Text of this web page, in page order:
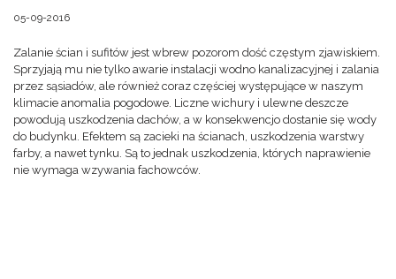
05-09-2016
Zalanie ścian i sufitów jest wbrew pozorom dość częstym zjawiskiem.
Sprzyjają mu nie tylko awarie instalacji wodno kanalizacyjnej i zalania
przez sąsiadów, ale również coraz częściej występujące w naszym
klimacie anomalia pogodowe. Liczne wichury i ulewne deszcze
powodują uszkodzenia dachów, a w konsekwencjo dostanie się wody
do budynku. Efektem są zacieki na ścianach, uszkodzenia warstwy
farby, a nawet tynku. Są to jednak uszkodzenia, których naprawienie
nie wymaga wzywania fachowców.